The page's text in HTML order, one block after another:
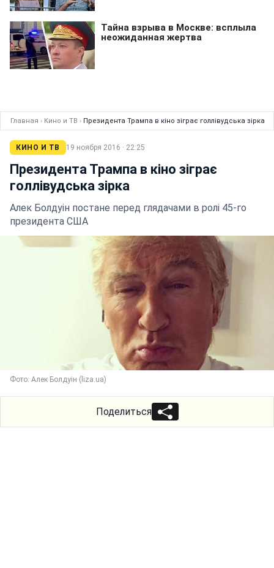
Главная › Кино и ТВ › Президента Трампа в кіно зіграє голлівудська зірка
КИНО И ТВ 19 ноября 2016 · 22:25
Президента Трампа в кіно зіграє
голлівудська зірка
Алек Болдуін постане перед глядачами в ролі 45-го
президента США
Фото: Алек Болдуін (liza.ua)
Поделиться